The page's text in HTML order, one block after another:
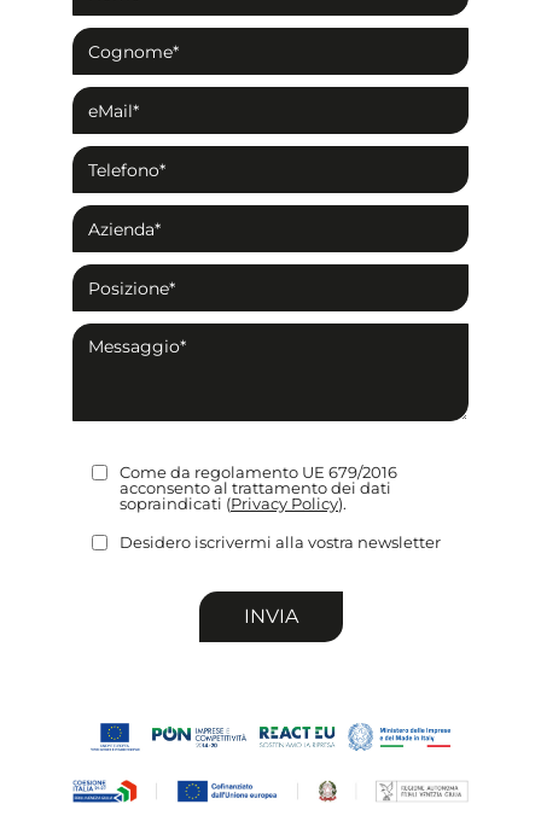
Come da regolamento UE 679/2016
acconsento al trattamento dei dati
sopraindicati (Privacy Policy).
Desidero iscrivermi alla vostra newsletter
vuoto
questo
campo.